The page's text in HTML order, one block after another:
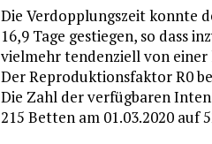
Die Verdopplungszeit konnte
16,9 Tage gestiegen, so dass
vielmehr tendenziell von
Der Reproduktionsfaktor R0
Die Zahl der verfügbaren
215 Betten am 01.03.2020 auf